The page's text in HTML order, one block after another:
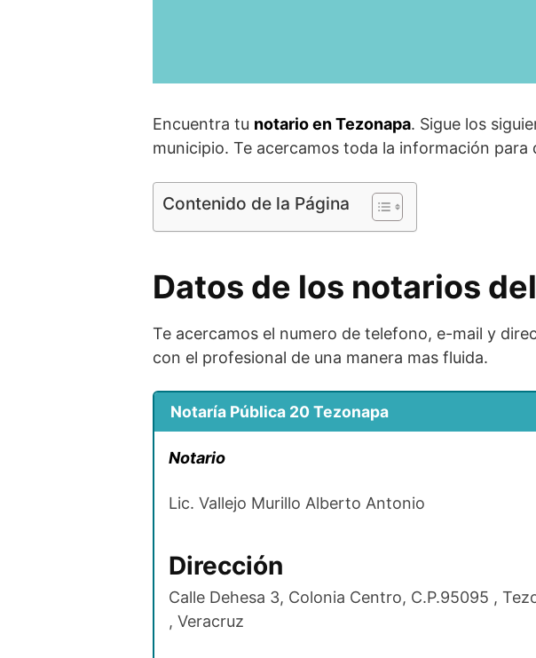
Encuentra tu notario en Tezonapa. Sigue los
municipio. Te acercamos toda la información
Contenido de la Página
Datos de los notarios
Te acercamos el numero de telefono, e-mail y
con el profesional de una manera mas fluida.
Notaría Pública 20 Tezonapa
Notario
Lic. Vallejo Murillo Alberto Antonio
Dirección
Calle Dehesa 3, Colonia Centro, C.P.95095 ,
, Veracruz